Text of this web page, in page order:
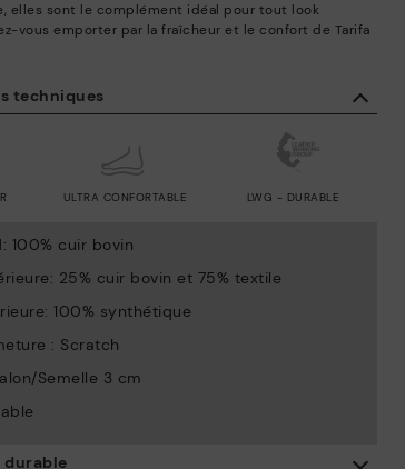
techniques
ULTRA CONFORTABLE LWG - DURABLE
100% cuir bovin
25% cuir bovin et 75% textile
100% synthétique
: Scratch
Semelle 3 cm
durable
elles sont le complément idéal pour tout look
vous emporter par la fraîcheur et le confort de Tarifa